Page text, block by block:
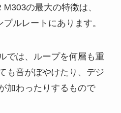
の最大の特徴は、
ルレートにあります。
では、ループを何層も重
も音がぼやけたり、デジ
加わったりするもので